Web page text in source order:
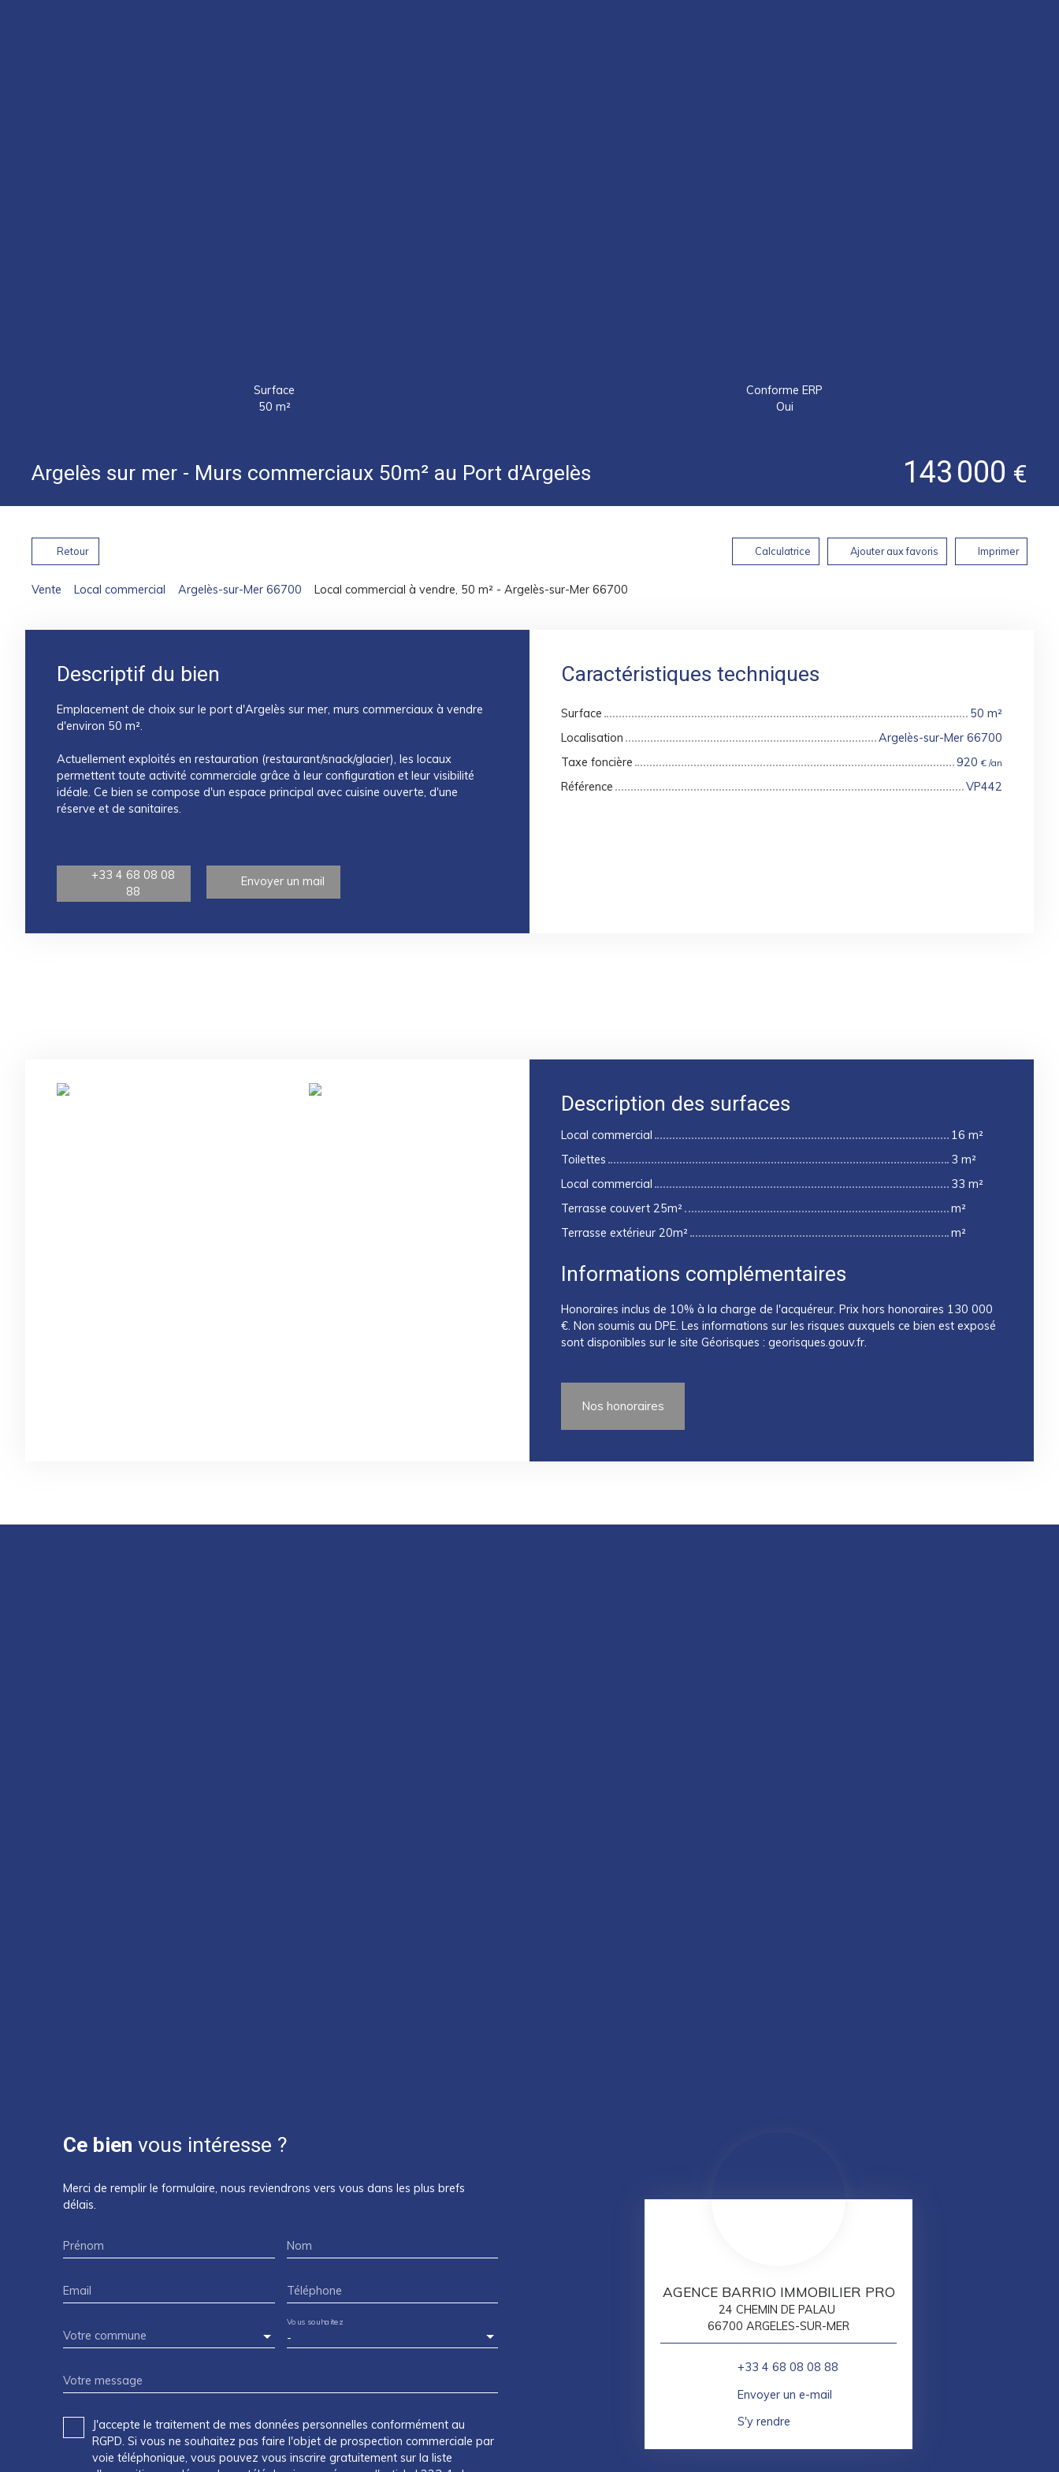
Surface
50 m²
Conforme ERP
Oui
Argelès sur mer - Murs commerciaux 50m² au Port d'Argelès 143 000 €
Retour Calculatrice Ajouter aux favoris Imprimer
Vente Local commercial Argelès-sur-Mer 66700 Local commercial à vendre, 50 m² - Argelès-sur-Mer 66700
Descriptif du bien
Emplacement de choix sur le port d'Argelès sur mer, murs commerciaux à vendre
d'environ 50 m².
Actuellement exploités en restauration (restaurant/snack/glacier), les locaux
permettent toute activité commerciale grâce à leur configuration et leur visibilité
idéale. Ce bien se compose d'un espace principal avec cuisine ouverte, d'une
réserve et de sanitaires.
+33 4 68 08 08
88
Envoyer un mail
Caractéristiques techniques
Surface 50 m²
Localisation
Argelès-sur-Mer 66700
Taxe foncière
920€ /an
Référence VP442
Description des surfaces
Local commercial
16 m²
Toilettes
3 m²
Local commercial
33 m²
Terrasse couvert 25m²
m²
Terrasse extérieur 20m²
m²
Informations complémentaires
Honoraires inclus de 10% à la charge de l'acquéreur. Prix hors honoraires 130 000
€. Non soumis au DPE. Les informations sur les risques auxquels ce bien est exposé
sont disponibles sur le site Géorisques : georisques.gouv.fr.
Nos honoraires
Ce bien vous intéresse ?
Merci de remplir le formulaire, nous reviendrons vers vous dans les plus brefs
délais.
Prénom Nom
Email Téléphone
Votre commune -
Vous souhaitez
Votre message
J'accepte le traitement de mes données personnelles conformément au
RGPD. Si vous ne souhaitez pas faire l'objet de prospection commerciale par
voie téléphonique, vous pouvez vous inscrire gratuitement sur la liste
AGENCE BARRIO IMMOBILIER PRO
24 CHEMIN DE PALAU
66700 ARGELES-SUR-MER
+33 4 68 08 08 88
Envoyer un e-mail
S'y rendre